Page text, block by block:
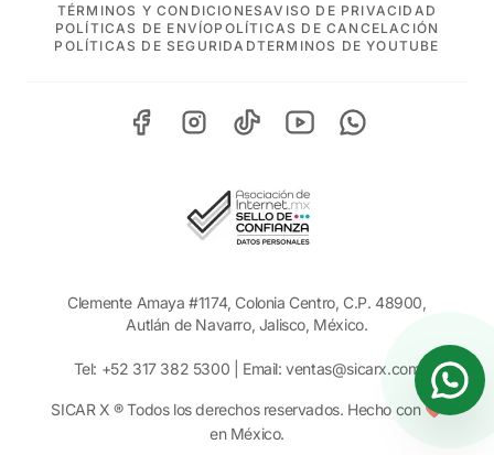
TÉRMINOS Y CONDICIONESAVISO DE PRIVACIDAD
POLÍTICAS DE ENVÍOPOLÍTICAS DE CANCELACIÓN
POLÍTICAS DE SEGURIDADTERMINOS DE YOUTUBE
Clemente Amaya #1174, Colonia Centro, C.P. 48900,
Autlán de Navarro, Jalisco, México.
Tel: +52 317 382 5300 | Email:ventas@sicarx.com
SICAR X ® Todos los derechos reservados. Hecho con ❤️
en México.